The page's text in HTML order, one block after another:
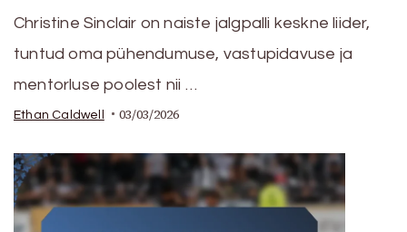
Christine Sinclair on naiste jalgpalli keskne liider,
tuntud oma pühendumuse, vastupidavuse ja
mentorluse poolest nii …
Ethan Caldwell 03/03/2026